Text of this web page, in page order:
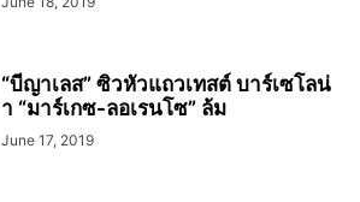
“บีญาเลส” ซิวหัวแถวเทสต์ บาร์เซโลน่
า “มาร์เกซ-ลอเรนโซ” ล้ม
June 17, 2019